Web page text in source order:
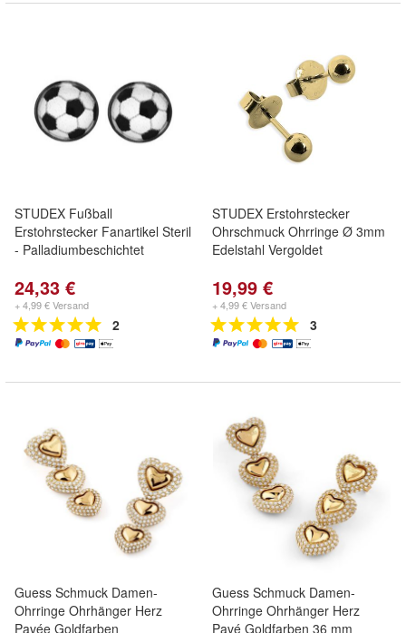
STUDEX Fußball
Erstohrstecker Fanartikel Steril
- Palladiumbeschichtet
24,33 €
+ 4,99 € Versand
2
STUDEX Erstohrstecker
Ohrschmuck Ohrringe Ø 3mm
Edelstahl Vergoldet
19,99 €
+ 4,99 € Versand
3
Guess Schmuck Damen-
Ohrringe Ohrhänger Herz
Pavée Goldfarben
Guess Schmuck Damen-
Ohrringe Ohrhänger Herz
Pavé Goldfarben 36 mm